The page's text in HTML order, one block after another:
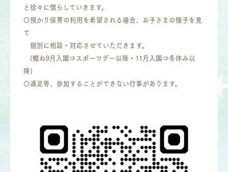
と徐々に慣らしていきます。
〇預かり保育の利用を希望される場合、お子さまの様子を見
て
個別に相談・対応させていただきます。
(概ね9月入園⇒スポーツデー以降・11月入園⇒冬休み以
降)
〇遠足等、参加することができない行事があります。